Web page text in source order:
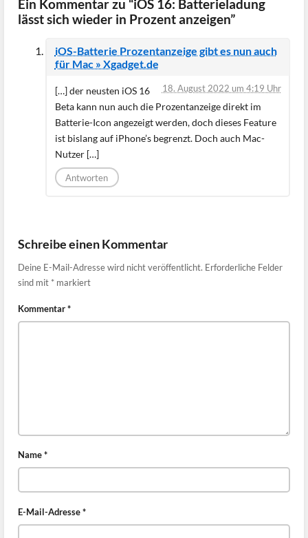
Ein Kommentar zu “iOS 16: Batterieladung
lässt sich wieder in Prozent anzeigen”
iOS-Batterie Prozentanzeige gibt es nun auch
für Mac » Xgadget.de
18. August 2022 um 4:19 Uhr
[…] der neusten iOS 16
Beta kann nun auch die Prozentanzeige direkt im
Batterie-Icon angezeigt werden, doch dieses Feature
ist bislang auf iPhone’s begrenzt. Doch auch Mac-
Nutzer […]
Antworten
Schreibe einen Kommentar
Deine E-Mail-Adresse wird nicht veröffentlicht. Erforderliche Felder
sind mit * markiert
Kommentar*
Name*
E-Mail-Adresse*